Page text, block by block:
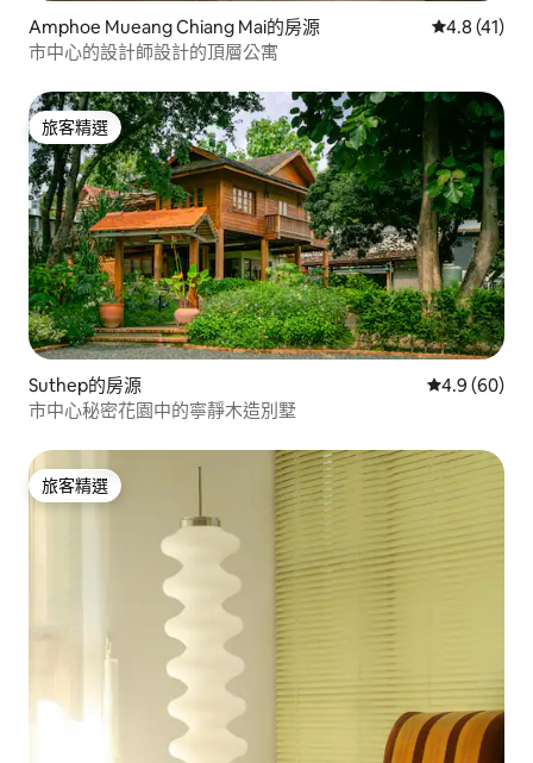
Amphoe Mueang Chiang Mai的房源 從 41 則評
4.8 (41)
市中心的設計師設計的頂層公寓
旅客精選
旅客精選
Suthep的房源 從 60 則評價
4.9 (60)
市中心秘密花園中的寧靜木造別墅
旅客精選
旅客精選